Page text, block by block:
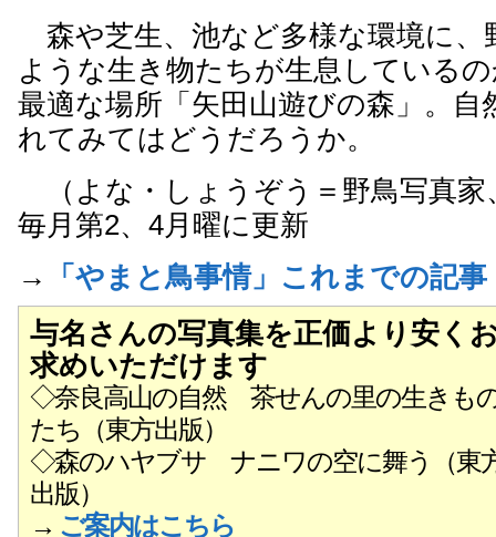
森や芝生、池など多様な環境に、
ような生き物たちが生息している
最適な場所「矢田山遊びの森」。自
れてみてはどうだろうか。
（よな・しょうぞう＝野鳥写真家
毎月第2、4月曜に更新
→
「やまと鳥事情」これまでの記事
与名さんの写真集を正価より安く
求めいただけます
◇奈良高山の自然 茶せんの里の生きも
たち（東方出版）
◇森のハヤブサ ナニワの空に舞う（東
出版）
→ ご案内はこちら